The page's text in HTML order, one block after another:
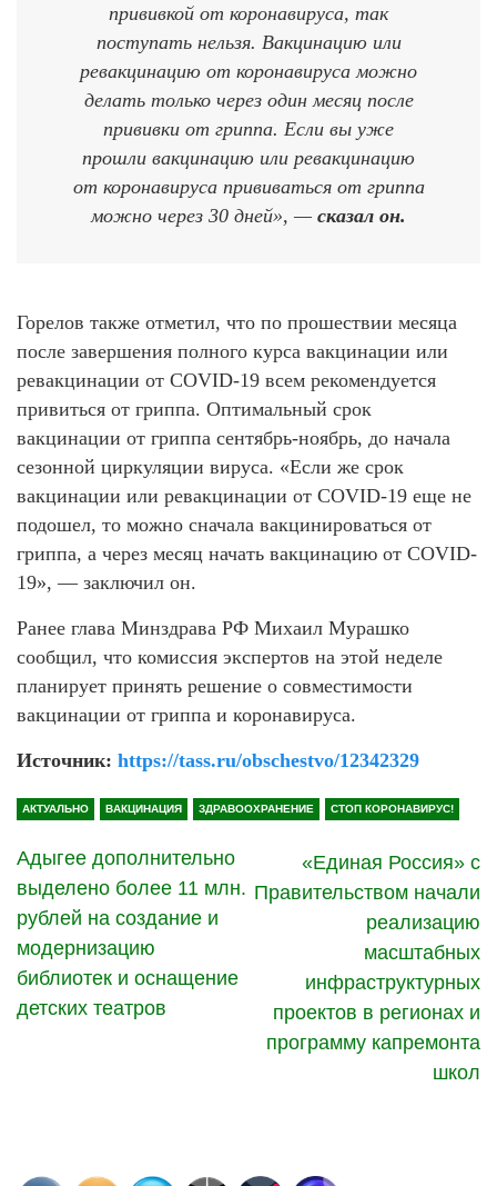
прививкой от коронавируса, так
поступать нельзя. Вакцинацию или
ревакцинацию от коронавируса можно
делать только через один месяц после
прививки от гриппа. Если вы уже
прошли вакцинацию или ревакцинацию
от коронавируса прививаться от гриппа
можно через 30 дней», — сказал он.
Горелов также отметил, что по прошествии месяца
после завершения полного курса вакцинации или
ревакцинации от COVID-19 всем рекомендуется
привиться от гриппа. Оптимальный срок
вакцинации от гриппа сентябрь-ноябрь, до начала
сезонной циркуляции вируса. «Если же срок
вакцинации или ревакцинации от COVID-19 еще не
подошел, то можно сначала вакцинироваться от
гриппа, а через месяц начать вакцинацию от COVID-
19», — заключил он.
Ранее глава Минздрава РФ Михаил Мурашко
сообщил, что комиссия экспертов на этой неделе
планирует принять решение о совместимости
вакцинации от гриппа и коронавируса.
Источник: https://tass.ru/obschestvo/12342329
АКТУАЛЬНО ВАКЦИНАЦИЯ ЗДРАВООХРАНЕНИЕ СТОП КОРОНАВИРУС!
Адыгее дополнительно
выделено более 11 млн.
рублей на создание и
модернизацию
библиотек и оснащение
детских театров
«Единая Россия» с
Правительством начали
реализацию
масштабных
инфраструктурных
проектов в регионах и
программу капремонта
школ